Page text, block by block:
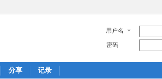
用户名
密码
分享 记录